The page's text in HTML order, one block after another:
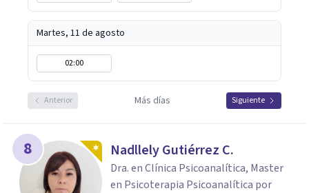
Martes, 11 de agosto
02:00
Anterior Más días Siguiente
8 Nadllely Gutiérrez C.
Dra. en Clínica Psicoanalítica, Master
en Psicoterapia Psicoanalítica por